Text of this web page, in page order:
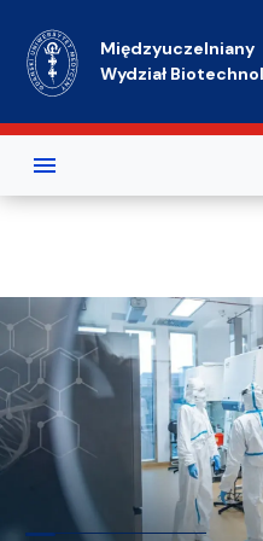
Międzyuczelniany
Wydział